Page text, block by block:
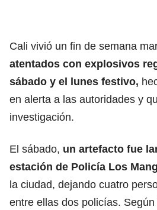
Cali vivió un fin de semana
atentados con explosivos
sábado y el lunes festivo,
en alerta a las autoridades y
investigación.
El sábado, un artefacto fue
estación de Policía Los
la ciudad, dejando cuatro
entre ellas dos policías.